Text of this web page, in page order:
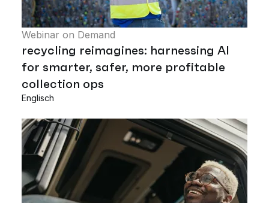
Webinar on Demand
recycling reimagines: harnessing AI
for smarter, safer, more profitable
collection ops
Englisch